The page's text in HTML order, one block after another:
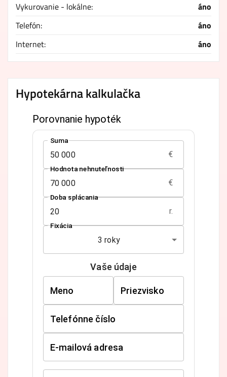
Vykurovanie - lokálne:
áno
Telefón:
áno
Internet:
áno
Hypotekárna kalkulačka